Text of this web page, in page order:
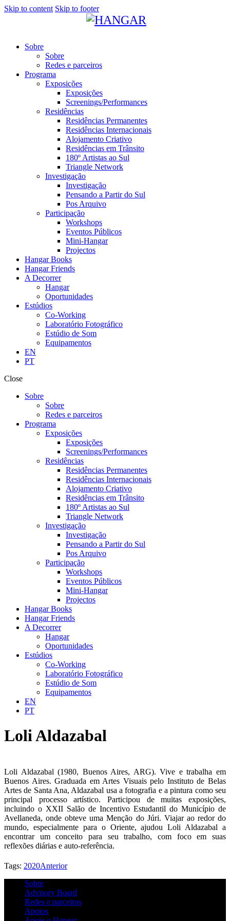
Skip to content Skip to footer
Sobre
Sobre
Redes e parceiros
Programa
Exposições
Exposições
Screenings/Performances
Residências
Residências Permanentes
Residências Internacionais
Alojamento Criativo
Residências em Trânsito
180º Artistas ao Sul
Triangle Network
Investigação
Investigação
Pensando a Partir do Sul
Pos Arquivo
Participação
Workshops
Eventos Públicos
Mini-Hangar
Projectos
Hangar Books
Hangar Friends
A Decorrer
Hangar
Oportunidades
Estúdios
Co-Working
Laboratório Fotográfico
Estúdio de Som
Equipamentos
EN
PT
Close
Sobre
Sobre
Redes e parceiros
Programa
Exposições
Exposições
Screenings/Performances
Residências
Residências Permanentes
Residências Internacionais
Alojamento Criativo
Residências em Trânsito
180º Artistas ao Sul
Triangle Network
Investigação
Investigação
Pensando a Partir do Sul
Pos Arquivo
Participação
Workshops
Eventos Públicos
Mini-Hangar
Projectos
Hangar Books
Hangar Friends
A Decorrer
Hangar
Oportunidades
Estúdios
Co-Working
Laboratório Fotográfico
Estúdio de Som
Equipamentos
EN
PT
Loli Aldazabal
Loli Aldazabal (1980, Buenos Aires, ARG). Vive e trabalha em
Buenos Aires. Graduada em Artes Visuais pelo Instituto de Belas
Artes de Santa Ana, Aldazabal usa a fotografia e a pintura como seu
principal processo artístico. Participou de muitas exposições,
incluindo o XXII Salão de Incentivo Estudantil do Município de
Avellaneda, onde obteve uma Menção do Júri. Viajar ao redor do
mundo, especialmente para o Oriente, ajudou Loli Aldazabal a
encontrar um conceito para seu trabalho, com foco em suas
reflexões diárias e auto-referência.
Tags: 2020Anterior
Sobre
Advisory Board
Redes e parceiros
Apoios